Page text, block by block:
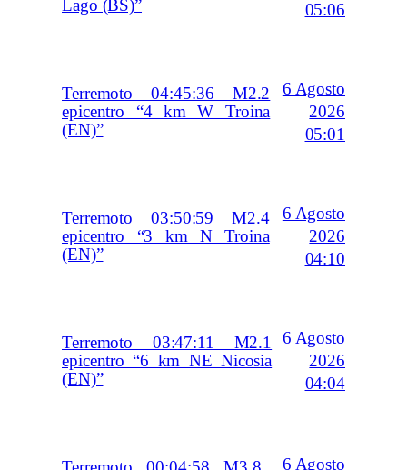
Lago (BS)”
05:06
Terremoto 04:45:36 M2.2
epicentro “4 km W Troina
(EN)”
6 Agosto
2026
05:01
Terremoto 03:50:59 M2.4
epicentro “3 km N Troina
(EN)”
6 Agosto
2026
04:10
Terremoto 03:47:11 M2.1
epicentro “6 km NE Nicosia
(EN)”
6 Agosto
2026
04:04
6 Agosto